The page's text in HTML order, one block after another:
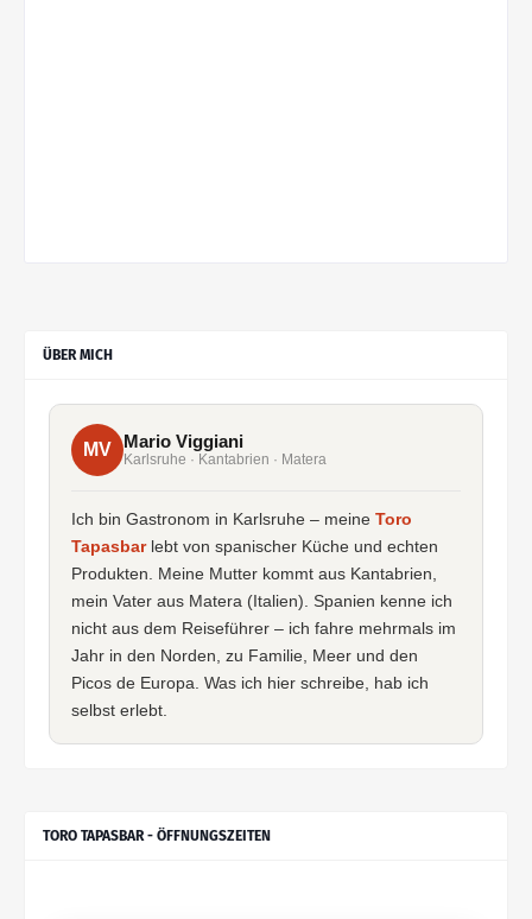
ÜBER MICH
MV Mario Viggiani
Karlsruhe · Kantabrien · Matera
Ich bin Gastronom in Karlsruhe – meine Toro
Tapasbarlebt von spanischer Küche und echten
Produkten. Meine Mutter kommt aus Kantabrien,
mein Vater aus Matera (Italien). Spanien kenne ich
nicht aus dem Reiseführer – ich fahre mehrmals im
Jahr in den Norden, zu Familie, Meer und den
Picos de Europa. Was ich hier schreibe, hab ich
selbst erlebt.
TORO TAPASBAR - ÖFFNUNGSZEITEN